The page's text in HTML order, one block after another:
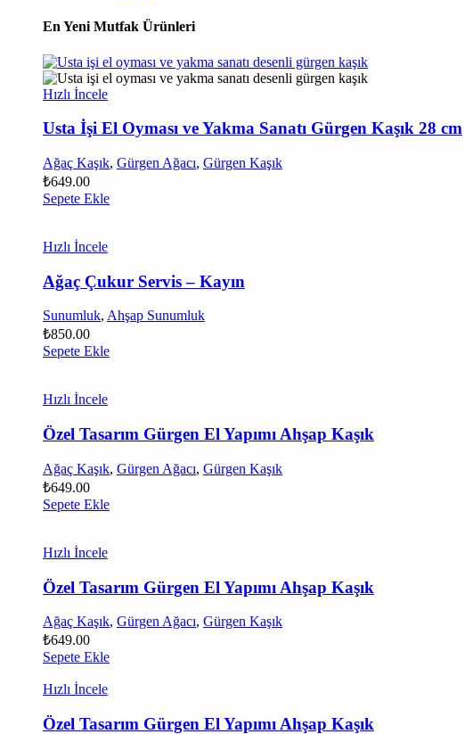
En Yeni Mutfak Ürünleri
Hızlı İncele
Usta İşi El Oyması ve Yakma Sanatı Gürgen Kaşık 28 cm
Ağaç Kaşık, Gürgen Ağacı, Gürgen Kaşık
₺649.00
Sepete Ekle
Hızlı İncele
Ağaç Çukur Servis – Kayın
Sunumluk, Ahşap Sunumluk
₺850.00
Sepete Ekle
Hızlı İncele
Özel Tasarım Gürgen El Yapımı Ahşap Kaşık
Ağaç Kaşık, Gürgen Ağacı, Gürgen Kaşık
₺649.00
Sepete Ekle
Hızlı İncele
Özel Tasarım Gürgen El Yapımı Ahşap Kaşık
Ağaç Kaşık, Gürgen Ağacı, Gürgen Kaşık
₺649.00
Sepete Ekle
Hızlı İncele
Özel Tasarım Gürgen El Yapımı Ahşap Kaşık